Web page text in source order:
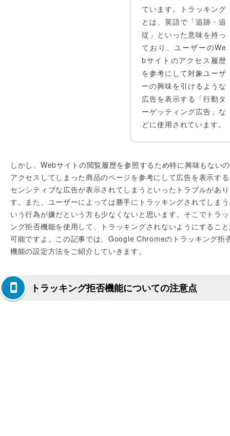
ています。トラッキング
とは、英語で「追跡・追
従」といった意味を持っ
ており、ユーザーのWe
bサイトのアクセス履歴
を参考にして対象ユーザ
ーの興味を引けるような
広告を表示する「行動タ
ーゲッティング広告」な
どに使用されています。
しかし、Webサイトの閲覧履歴を参照するため特に興味もない
アクセスしてしまった商品のページを参考にして広告を表示す
センシティブな広告が表示されてしまうといったトラブルがあ
す。また、ユーザーによっては勝手にトラッキングされてしま
いう行為が嫌だという方も少なくないと思います。そこでトラ
ング拒否機能を使用して、トラッキングされないようにするこ
可能ですよ。この記事では、Google Chromeのトラッキング拒
機能の設定方法をご紹介していきます。
トラッキング拒否機能についての注意点